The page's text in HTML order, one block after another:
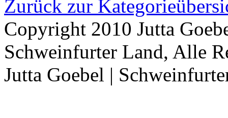
Zurück zur
Copyright 2010 Jutta
Schweinfurter Land, Alle
Jutta Goebel |